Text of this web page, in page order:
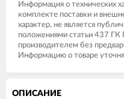
Информация о технических
комплекте поставки и
характер, не является
положениями статьи 437
производителем без
Информацию о товаре
ОПИСАНИЕ